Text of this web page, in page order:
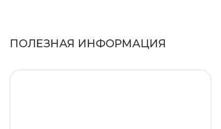
ПОЛЕЗНАЯ ИНФОРМАЦИЯ